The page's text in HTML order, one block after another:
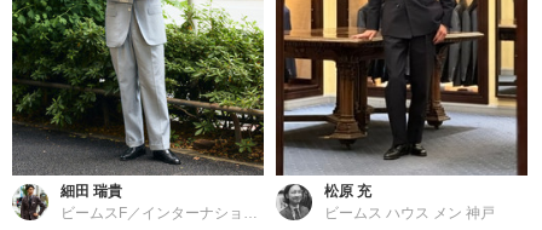
細田 瑞貴
ビームスF／インターナショナルギャラリー ビームス
松原 充
ビームス ハウス メン 神戸